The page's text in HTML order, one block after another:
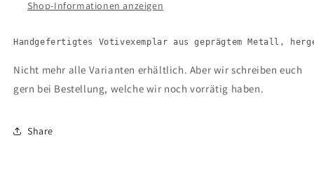
Shop-Informationen anzeigen
Handgefertigtes Votivexemplar aus geprägtem Metall,
Nicht mehr alle Varianten erhältlich. Aber wir schreiben euch
gern bei Bestellung, welche wir noch vorrätig haben.
Share